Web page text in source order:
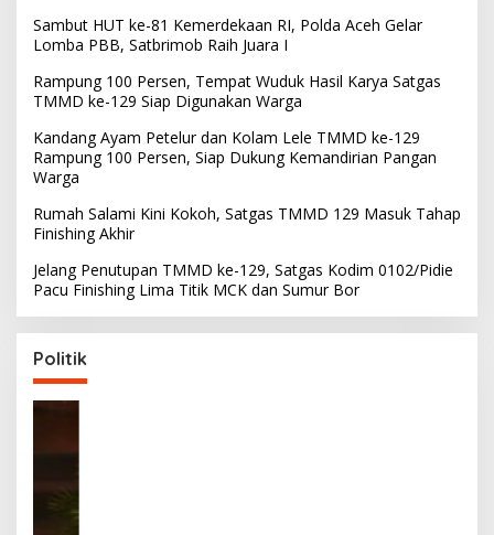
Sambut HUT ke-81 Kemerdekaan RI, Polda Aceh Gelar
Lomba PBB, Satbrimob Raih Juara I
Rampung 100 Persen, Tempat Wuduk Hasil Karya Satgas
TMMD ke-129 Siap Digunakan Warga
Kandang Ayam Petelur dan Kolam Lele TMMD ke-129
Rampung 100 Persen, Siap Dukung Kemandirian Pangan
Warga
Rumah Salami Kini Kokoh, Satgas TMMD 129 Masuk Tahap
Finishing Akhir
Jelang Penutupan TMMD ke-129, Satgas Kodim 0102/Pidie
Pacu Finishing Lima Titik MCK dan Sumur Bor
Politik